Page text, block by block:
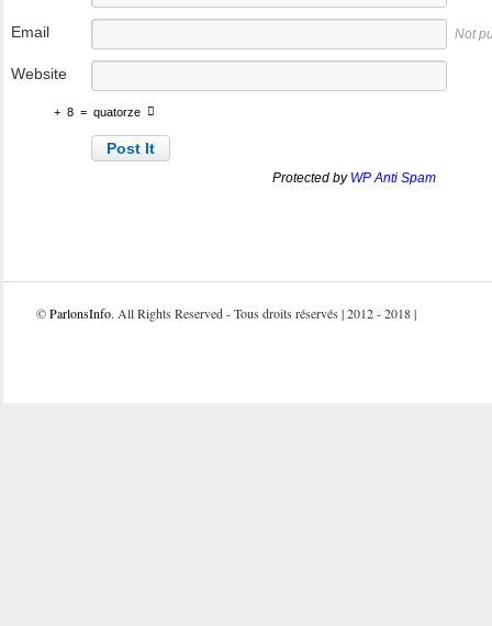
Email Not
Website
+ 8 = quatorze
Protected by WP Anti Spam
©ParlonsInfo. All Rights Reserved - Tous droits réservés | 2012 - 2018 |